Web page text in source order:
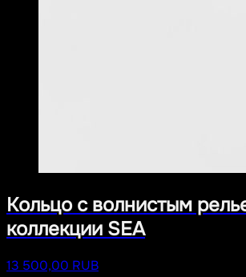
Кольцо с волнистым
коллекции SEA
13 500,00 RUB